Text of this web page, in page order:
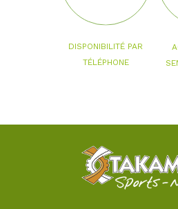
DISPONIBILITÉ PAR
TÉLÉPHONE